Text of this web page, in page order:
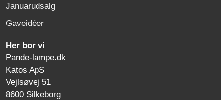
Januarudsalg
Gaveidéer
Her bor vi
Pande-lampe.dk
Katos ApS
Vejlsøvej 51
8600 Silkeborg